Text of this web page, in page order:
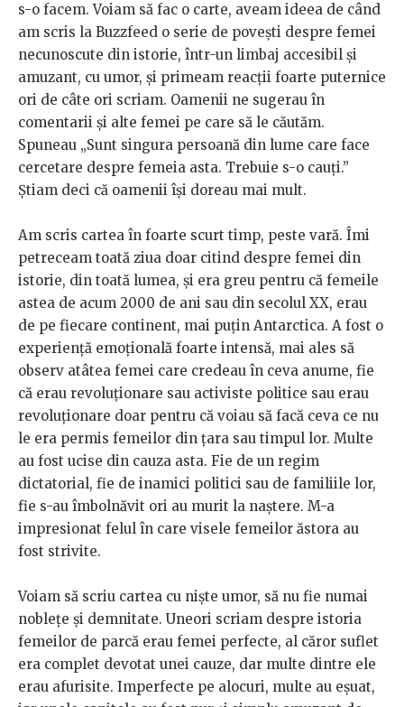
s-o facem. Voiam să fac o carte, aveam ideea de când
am scris la Buzzfeed o serie de povești despre femei
necunoscute din istorie, într-un limbaj accesibil și
amuzant, cu umor, și primeam reacții foarte puternice
ori de câte ori scriam. Oamenii ne sugerau în
comentarii și alte femei pe care să le căutăm.
Spuneau „Sunt singura persoană din lume care face
cercetare despre femeia asta. Trebuie s-o cauți.”
Știam deci că oamenii își doreau mai mult.
Am scris cartea în foarte scurt timp, peste vară. Îmi
petreceam toată ziua doar citind despre femei din
istorie, din toată lumea, și era greu pentru că femeile
astea de acum 2000 de ani sau din secolul XX, erau
de pe fiecare continent, mai puțin Antarctica. A fost o
experiență emoțională foarte intensă, mai ales să
observ atâtea femei care credeau în ceva anume, fie
că erau revoluționare sau activiste politice sau erau
revoluționare doar pentru că voiau să facă ceva ce nu
le era permis femeilor din țara sau timpul lor. Multe
au fost ucise din cauza asta. Fie de un regim
dictatorial, fie de inamici politici sau de familiile lor,
fie s-au îmbolnăvit ori au murit la naștere. M-a
impresionat felul în care visele femeilor ăstora au
fost strivite.
Voiam să scriu cartea cu niște umor, să nu fie numai
noblețe și demnitate. Uneori scriam despre istoria
femeilor de parcă erau femei perfecte, al căror suflet
era complet devotat unei cauze, dar multe dintre ele
erau afurisite. Imperfecte pe alocuri, multe au eșuat,